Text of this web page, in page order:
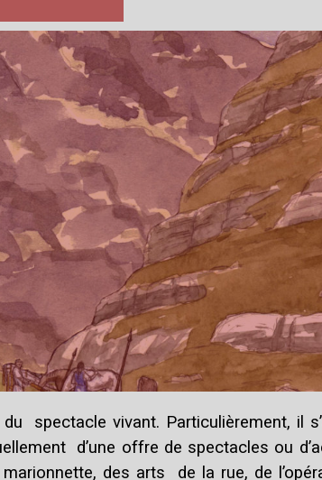
spectacle vivant. Particulièrement, il
d’une offre de spectacles ou
des arts de la rue, de